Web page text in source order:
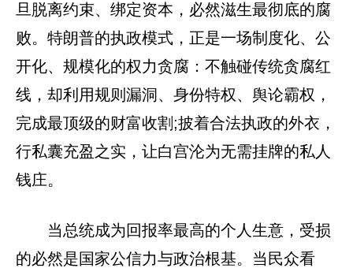
旦脱离约束、绑定资本，必然滋生最彻底的腐
败。特朗普的执政模式，正是一场制度化、公
开化、规模化的权力贪腐：不触碰传统贪腐红
线，却利用规则漏洞、身份特权、舆论霸权，
完成最顶级的财富收割;披着合法执政的外衣，
行私囊充盈之实，让白宫沦为无需挂牌的私人
钱庄。
当总统成为回报率最高的个人生意，受损
的必然是国家公信力与政治根基。当民众看